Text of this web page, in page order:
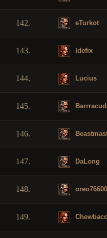
142. eTurkot
143. Idefix
144. Lucius
145.
146.
147. DaLong
148. oreo76600
149.